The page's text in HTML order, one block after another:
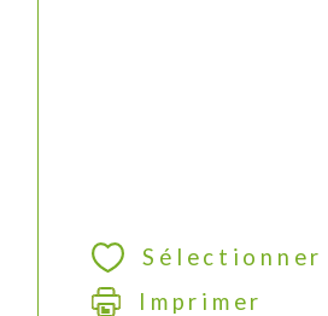
Sélectionner
Imprimer